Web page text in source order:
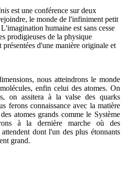
est une conférence sur deux
le monde de l'infiniment petit
humaine est sans cesse
prodigieuses de la physique
d'une manière originale et
nous atteindrons le monde
enfin celui des atomes. On
on assitera à la valse des quarks
ferons connaissance avec la matière
atomes grands comme le Système
à la dernière marche où des
dont l'un des plus étonnants
grand.